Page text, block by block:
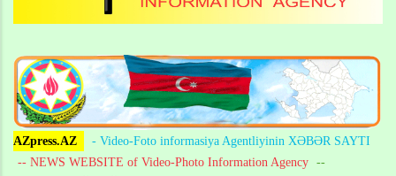
AZpress.AZ
- Video-Foto informasiya Agentliyinin XƏBƏR SAYTI
-- NEWS WEBSITE of Video-Photo Information Agency --